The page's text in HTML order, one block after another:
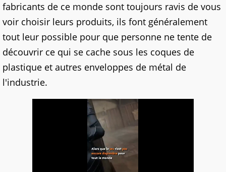
fabricants de ce monde sont toujours ravis de vous
voir choisir leurs produits, ils font généralement
tout leur possible pour que personne ne tente de
découvrir ce qui se cache sous les coques de
plastique et autres enveloppes de métal de
l'industrie.